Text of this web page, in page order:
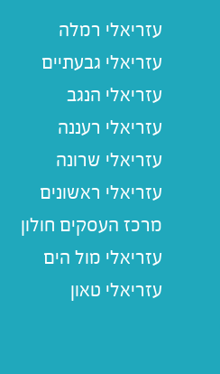
עזריאלי רמלה
עזריאלי גבעתיים
עזריאלי הנגב
עזריאלי רעננה
עזריאלי שרונה
עזריאלי ראשונים
מרכז העסקים חולון
עזריאלי מול הים
עזריאלי טאון